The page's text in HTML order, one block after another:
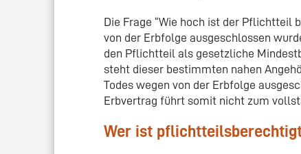
Die Frage “Wie hoch ist der Pflichtteil
von der Erbfolge ausgeschlossen
den Pflichtteil als gesetzliche
steht dieser bestimmten nahen
Todes wegen von der Erbfolge
Erbvertrag führt somit nicht zum
Wer ist